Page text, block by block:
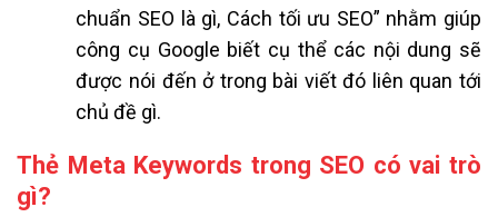
chuẩn SEO là gì, Cách tối ưu SEO” nhằm giúp
công cụ Google biết cụ thể các nội dung sẽ
được nói đến ở trong bài viết đó liên quan tới
chủ đề gì.
Thẻ Meta Keywords trong SEO có vai trò
gì?